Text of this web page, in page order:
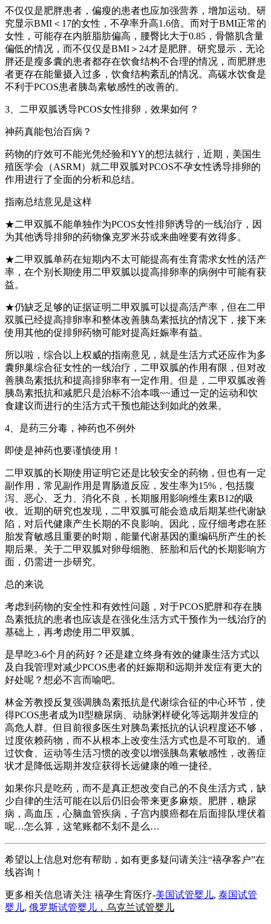
不仅仅是肥胖患者，偏瘦的患者也应加强营养，增加运动。研
究显示BMI＜17的女性，不孕率升高1.6倍。而对于BMI正常的
女性，可能存在内脏脂肪偏高，腰臀比大于0.85，骨骼肌含量
偏低的情况，而不仅仅是BMI＞24才是肥胖。研究显示，无论
胖还是瘦多囊的患者都存在饮食结构不合理的情况，而肥胖患
者更存在能量摄入过多，饮食结构紊乱的情况。高碳水饮食是
不利于PCOS患者胰岛素敏感性的改善的。
3、二甲双胍诱导PCOS女性排卵，效果如何？
神药真能包治百病？
药物的疗效可不能光凭经验和YY的想法就行，近期，美国生
殖医学会（ASRM）就二甲双胍对PCOS不孕女性诱导排卵的
作用进行了全面的分析和总结。
指南总结意见是这样
★二甲双胍不能单独作为PCOS女性排卵诱导的一线治疗，因
为其他诱导排卵的药物像克罗米芬或来曲唑要有效得多。
★二甲双胍单药在短期内不太可能提高有生育需求女性的活产
率，在个别长期使用二甲双胍以提高排卵率的病例中可能有获
益。
★仍缺乏足够的证据证明二甲双胍可以提高活产率，但在二甲
双胍已经提高排卵率和整体改善胰岛素抵抗的情况下，接下来
使用其他的促排卵药物可能对提高妊娠率有益。
所以啦，综合以上权威的指南意见，就是生活方式还应作为多
囊卵巢综合征女性的一线治疗，二甲双胍的作用有限，但对改
善胰岛素抵抗和提高排卵率有一定作用。但是，二甲双胍改善
胰岛素抵抗和减肥只是治标不治本哦~~通过一定的运动和饮
食建议而进行的生活方式干预也能达到如此的效果。
4、是药三分毒，神药也不例外
即使是神药也要谨慎使用！
二甲双胍的长期使用证明它还是比较安全的药物，但也有一定
副作用，常见副作用是胃肠道反应，发生率为15%，包括腹
泻、恶心、乏力、消化不良，长期服用影响维生素B12的吸
收。近期的研究也发现，二甲双胍可能会造成后期某些代谢缺
陷，对后代健康产生长期的不良影响。因此，应仔细考虑在胚
胎发育敏感且重要的时期，能量代谢基因的重编码所产生的长
期后果。关于二甲双胍对卵母细胞、胚胎和后代的长期影响方
面，仍需进一步研究。
总的来说
考虑到药物的安全性和有效性问题，对于PCOS肥胖和存在胰
岛素抵抗的患者也应该是在强化生活方式干预作为一线治疗的
基础上，再考虑使用二甲双胍。
是早吃3-6个月的药好？还是建立终身有效的健康生活方式以
及自我管理对减少PCOS患者的妊娠期和远期并发症有更大的
好处呢？想必不言而喻吧。
林金芳教授反复强调胰岛素抵抗是代谢综合征的中心环节，使
得PCOS患者成为II型糖尿病、动脉粥样硬化等远期并发症的
高危人群。但目前很多医生对胰岛素抵抗的认识程度还不够，
过度依赖药物，而不从根本上改变生活方式也是不可取的。通
过饮食、运动等生活习惯的改变以增强胰岛素敏感性，改善症
状才是降低远期并发症获得长远健康的唯一捷径。
如果你只是吃药，而不是真正想改变自己的不良生活方式，缺
少自律的生活可能在以后仍旧会带来更多麻烦。肥胖，糖尿
病，高血压，心脑血管疾病，子宫内膜癌都在后面排队埋伏着
呢…怎么算，这笔账都不划不是么…
希望以上信息对您有帮助，如有更多疑问请关注“禧孕客户”在
线咨询！
更多相关信息请关注 禧孕生育医疗-美国试管婴儿, 泰国试管
婴儿, 俄罗斯试管婴儿 ，乌克兰试管婴儿